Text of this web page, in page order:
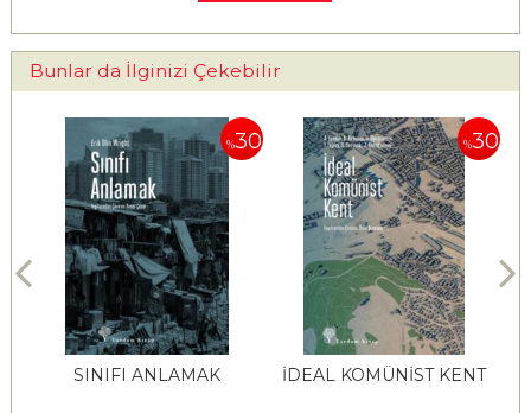
Bunlar da İlginizi Çekebilir
%30
SINIFI ANLAMAK
%30
İDEAL KOMÜNİST KENT